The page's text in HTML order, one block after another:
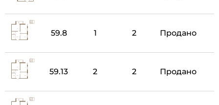
59.8 1 2 Продано
59.13 2 2 Продано